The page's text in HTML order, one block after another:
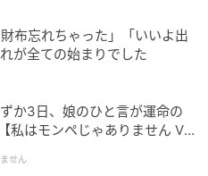
も美味しかったし、福岡
た。味はラーメンのよう
、スープとして飲みやすい
心で頼んだものの、朝か
心配も頭をよぎりました
のことでした。
布忘れちゃった」「いいよ出
が全ての始まりでした
か3日、娘のひと言が運命の
私はモンペじゃありません Vo
せん